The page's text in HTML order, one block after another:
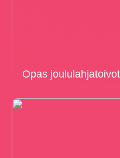
Opas